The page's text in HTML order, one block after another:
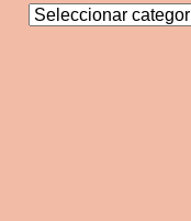
Categorias